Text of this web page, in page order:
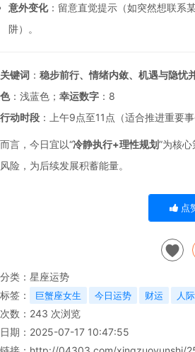
意外变化：留意直觉提示（如突然想联系
阱）。
键词 ： 稳步前行、情绪内敛、机遇与隐忧
：浅蓝色； 幸运数字 ：8
动时段 ：上午9点至11点（适合推进重要事
言，今日宜以“冷静执行+理性规划”为核
险，为后续发展积蓄能量。
点
类： 星座运势
签：
巨蟹座女生 今日运势 财运 人
数： 243 次浏览
期：2025-07-17 10:47:55